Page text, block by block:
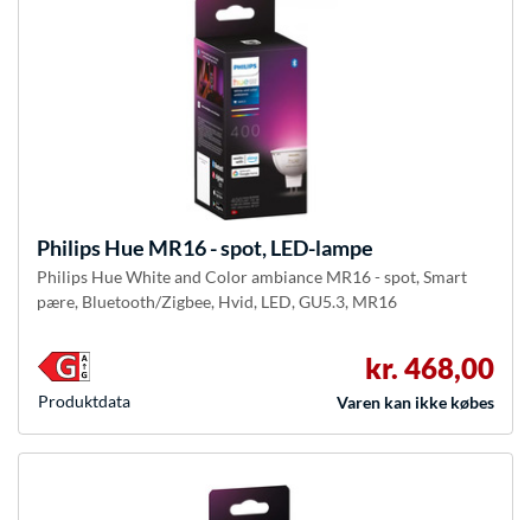
Philips Hue MR16 - spot, LED-lampe
Philips Hue White and Color ambiance MR16 - spot, Smart
pære, Bluetooth/Zigbee, Hvid, LED, GU5.3, MR16
kr. 468,00
Varen kan ikke købes
Produkt­data